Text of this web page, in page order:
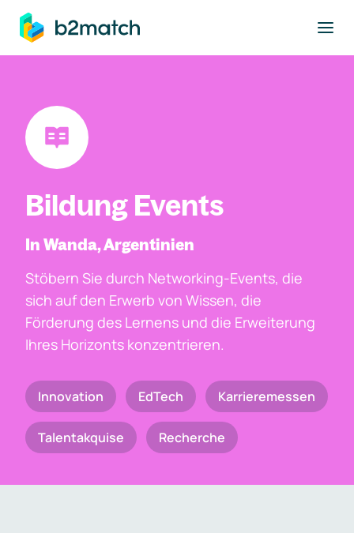
springen
Bildung Events
In Wanda, Argentinien
Stöbern Sie durch Networking-Events, die
sich auf den Erwerb von Wissen, die
Förderung des Lernens und die Erweiterung
Ihres Horizonts konzentrieren.
Innovation EdTech Karrieremessen
Talentakquise Recherche